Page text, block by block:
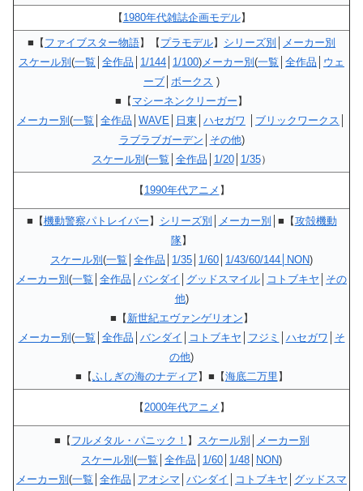
【 1980年代雑誌企画モデル】
■【 ファイブスター物語】【 プラモデル】 シリーズ別
メーカー別
スケール別 (一覧 全作品 1/144 1/100) メーカー別 (一覧 全作品
ウェ
ーブ ボークス )
■【 マシーネンクリーガー 】
メーカー別 (一覧 全作品 WAVE 日東 ハセガワ ブリックワークス
ラブラブガーデン
その他)
スケール別 (一覧 全作品 1/20│ 1/35）
【 1990年代アニメ 】
■【機動警察パトレイバー 】 シリーズ別 メーカー別 │■【攻殻機動
隊】
スケール別 (一覧 全作品 1/35 1/60 1/43/60/144│NON)
メーカー別 (一覧 全作品 バンダイ グッドスマイル コトブキヤ
その
他)
■【 新世紀エヴァンゲリオン 】
メーカー別 (一覧 全作品 バンダイ コトブキヤ フジミ ハセガワ
そ
の他)
■【ふしぎの海のナディア 】■【海底二万里 】
【 2000年代アニメ 】
■【 フルメタル・パニック！ 】 スケール別
メーカー別
スケール別 (一覧 全作品 1/60 1/48 NON)
メーカー別 (一覧 全作品 アオシマ バンダイ コトブキヤ
グッドスマ